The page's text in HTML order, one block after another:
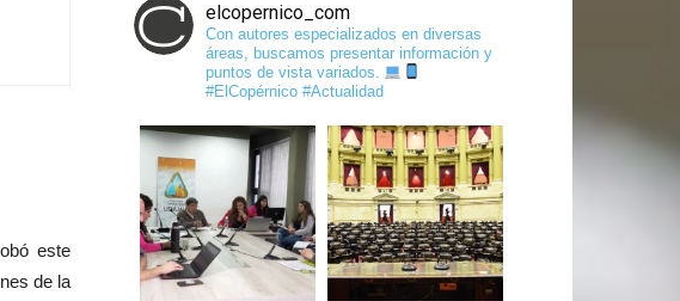
este
de la
elcopernico_com
Con autores especializados en diversas
áreas, buscamos presentar información y
puntos de vista variados.
#ElCopérnico #Actualidad